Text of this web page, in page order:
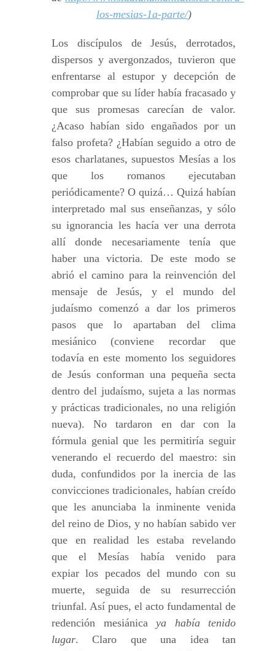
los-mesias-1a-parte/)
Los discípulos de Jesús, derrotados,
dispersos y avergonzados, tuvieron que
enfrentarse al estupor y decepción de
comprobar que su líder había fracasado y
que sus promesas carecían de valor.
¿Acaso habían sido engañados por un
falso profeta? ¿Habían seguido a otro de
esos charlatanes, supuestos Mesías a los
que los romanos ejecutaban
periódicamente? O quizá… Quizá habían
interpretado mal sus enseñanzas, y sólo
su ignorancia les hacía ver una derrota
allí donde necesariamente tenía que
haber una victoria. De este modo se
abrió el camino para la reinvención del
mensaje de Jesús, y el mundo del
judaísmo comenzó a dar los primeros
pasos que lo apartaban del clima
mesiánico (conviene recordar que
todavía en este momento los seguidores
de Jesús conforman una pequeña secta
dentro del judaísmo, sujeta a las normas
y prácticas tradicionales, no una religión
nueva). No tardaron en dar con la
fórmula genial que les permitiría seguir
venerando el recuerdo del maestro: sin
duda, confundidos por la inercia de las
convicciones tradicionales, habían creído
que les anunciaba la inminente venida
del reino de Dios, y no habían sabido ver
que en realidad les estaba revelando
que el Mesías había venido para
expiar los pecados del mundo con su
muerte, seguida de su resurrección
triunfal. Así pues, el acto fundamental de
redención mesiánica ya había tenido
lugar. Claro que una idea tan